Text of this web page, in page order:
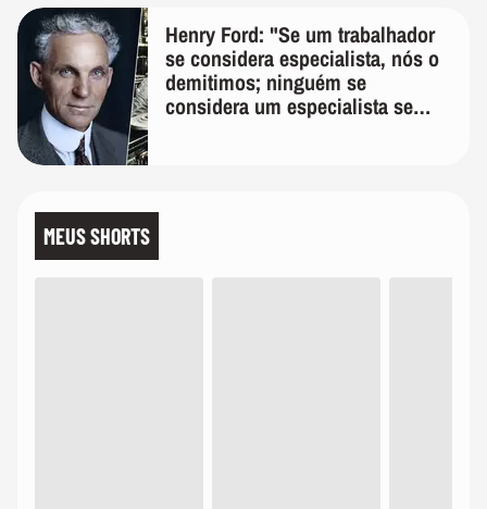
Henry Ford: "Se um trabalhador
se considera especialista, nós o
demitimos; ninguém se
considera um especialista se
MEUS SHORTS